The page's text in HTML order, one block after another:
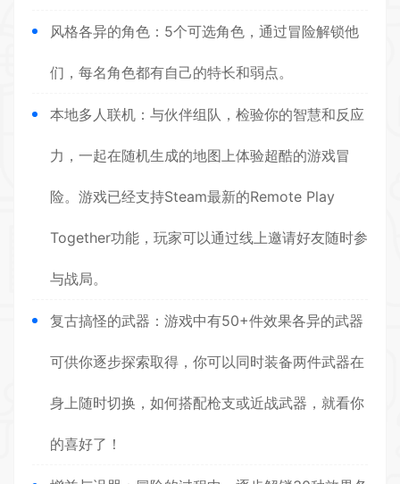
风格各异的角色：5个可选角色，通过冒险解锁他
们，每名角色都有自己的特长和弱点。
本地多人联机：与伙伴组队，检验你的智慧和反应
力，一起在随机生成的地图上体验超酷的游戏冒
险。游戏已经支持Steam最新的Remote Play
Together功能，玩家可以通过线上邀请好友随时参
与战局。
复古搞怪的武器：游戏中有50+件效果各异的武器
可供你逐步探索取得，你可以同时装备两件武器在
身上随时切换，如何搭配枪支或近战武器，就看你
的喜好了！